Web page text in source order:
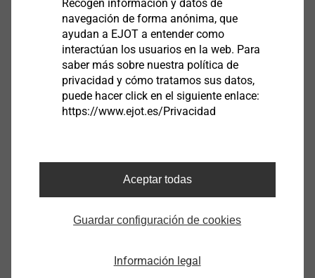
Ver producto
Recogen información y datos de
navegación de forma anónima, que
ayudan a EJOT a entender como
interactúan los usuarios en la web. Para
saber más sobre nuestra política de
privacidad y cómo tratamos sus datos,
puede hacer click en el siguiente enlace:
https://www.ejot.es/Privacidad
Aceptar todas
Guardar configuración de cookies
Información legal